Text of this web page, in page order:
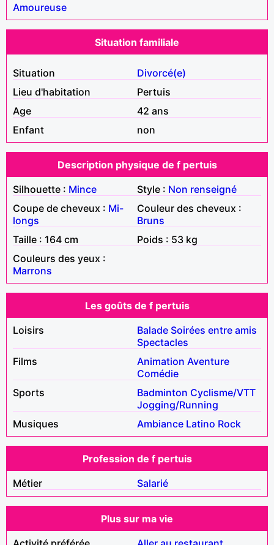
Amoureuse
Situation familiale
Situation
Divorcé(e)
Lieu d'habitation
Pertuis
Age
42 ans
Enfant
non
Description physique de f pertuis
Silhouette : Mince Style : Non renseigné
Coupe de cheveux : Mi-
longs
Couleur des cheveux :
Bruns
Taille : 164 cm
Poids : 53 kg
Couleurs des yeux :
Marrons
Les goûts de f pertuis
Loisirs
Balade Soirées entre amis
Spectacles
Films
Animation Aventure
Comédie
Sports
Badminton Cyclisme/VTT
Jogging/Running
Musiques
Ambiance Latino Rock
Profession de f pertuis
Métier
Salarié
Plus sur ma vie